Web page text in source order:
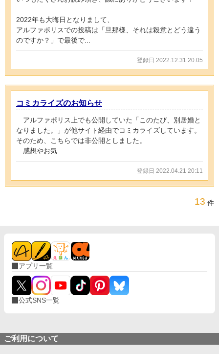
2022年も大晦日となりまして、
アルファポリスでの投稿は「旦那様、それは殺意とどう違う
のですか？」で最後で...
登録日 2022.12.31 20:05
コミカライズのお知らせ
アルファポリス上でも公開していた「このたび、別居婚と
なりました。」が他サイト経由でコミカライズしています。
そのため、こちらでは非公開としました。
感想やお気...
登録日 2022.04.21 20:11
13 件
アプリ一覧
公式SNS一覧
ご利用について